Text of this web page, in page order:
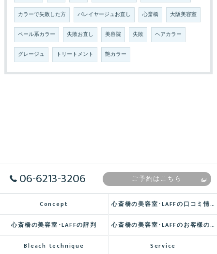
カラーで失敗した方 バレイヤージュお直し 心斎橋 大阪美容室
ペール系カラー 失敗お直し 美容院 失敗 ヘアカラー
グレージュ トリートメント 艶カラー
06-6213-3206 ご予約はこちら
Concept 心斎橋の美容室･LAFFの口コミ情報
心斎橋の美容室･LAFFの評判 心斎橋の美容室･LAFFのお客様の声
Bleach technique Service